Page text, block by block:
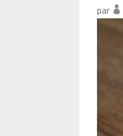
par